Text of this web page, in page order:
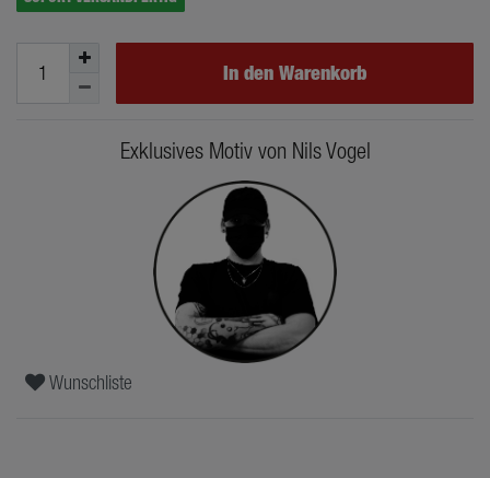
In den Warenkorb
Exklusives Motiv von Nils Vogel
Wunschliste